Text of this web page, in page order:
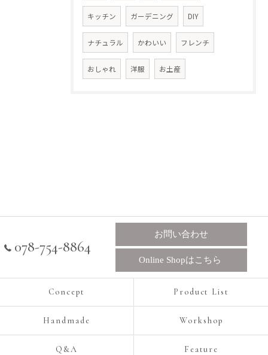
キッチン ガーデニング DIY
ナチュラル かわいい フレンチ
おしゃれ 洋服 お土産
078-754-8864
お問い合わせ
Online Shopはこちら
Concept Product List
Handmade Workshop
Q&A Feature